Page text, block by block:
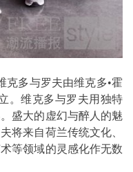
多与罗夫由维克多•霍
。维克多与罗夫用独特
盛大的虚幻与醉人的魅
将来自荷兰传统文化、
等领域的灵感化作无数